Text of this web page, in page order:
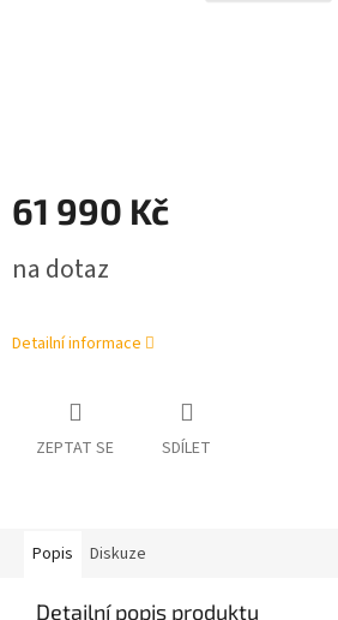
61 990 Kč
cena:
na dotaz
Detailní informace
ZEPTAT SE SDÍLET
Popis Diskuze
Detailní popis produktu